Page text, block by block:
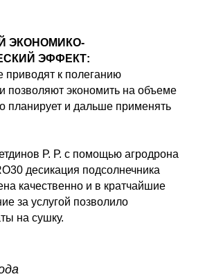
ЭКОНОМИКО-
ЭФФЕКТ:
приводят к полеганию
позволяют экономить на объеме
планирует и дальше применять
Р. Р. с помощью агродрона
десикация подсолнечника
качественно и в кратчайшие
за услугой позволило
на сушку.